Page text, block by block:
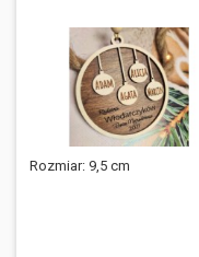
Rozmiar: 9,5 cm